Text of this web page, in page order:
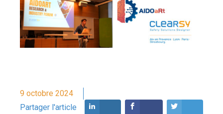
9 octobre 2024
Partager l'article